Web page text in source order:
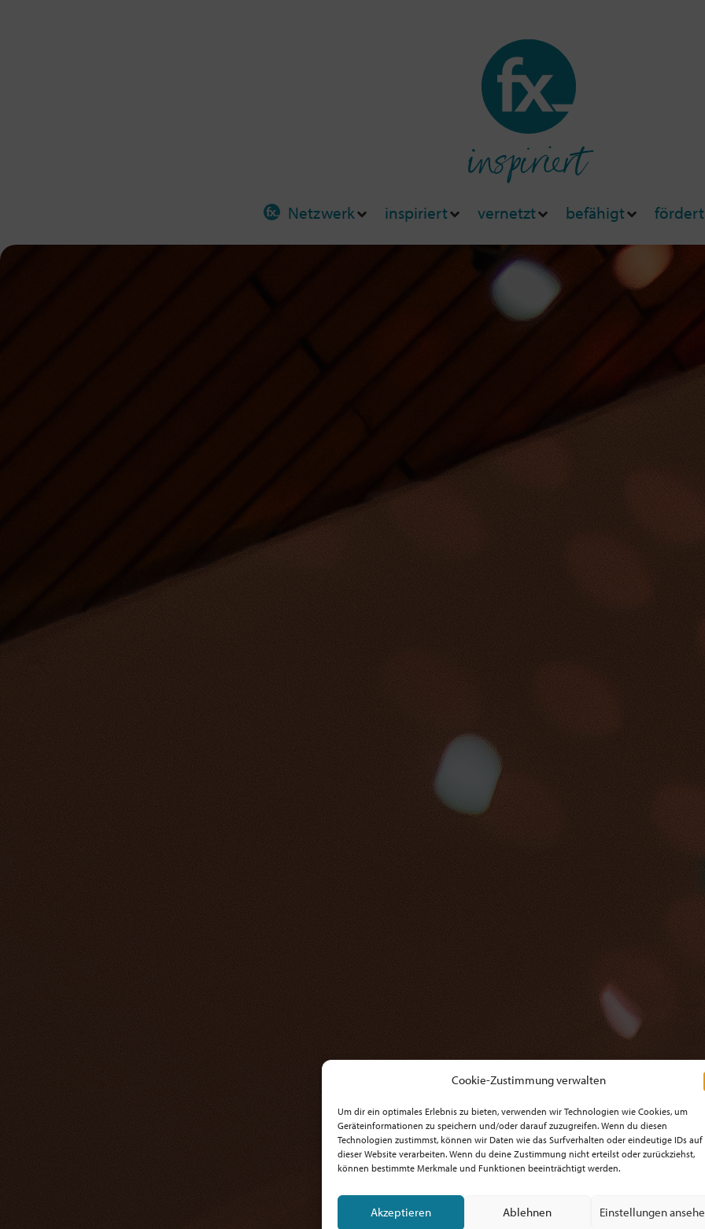
Cookie-Zustimmung verwalten
Um dir ein optimales Erlebnis zu bieten, verwenden wir Technologien wie Cookies, um
Geräteinformationen zu speichern und/oder darauf zuzugreifen. Wenn du diesen
Technologien zustimmst, können wir Daten wie das Surfverhalten oder eindeutige IDs auf
dieser Website verarbeiten. Wenn du deine Zustimmung nicht erteilst oder zurückziehst,
können bestimmte Merkmale und Funktionen beeinträchtigt werden.
Akzeptieren Ablehnen Einstellungen
inspiriert
Netzwerk inspiriert vernetzt befähigt fördert